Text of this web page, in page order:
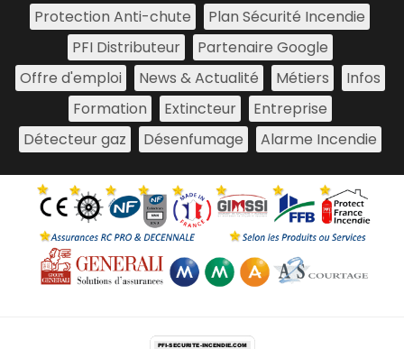
Protection Anti-chute
Plan Sécurité Incendie
PFI Distributeur
Partenaire Google
Offre d'emploi
News & Actualité Métiers
Infos
Formation
Extincteur
Entreprise
Détecteur gaz
Désenfumage Alarme Incendie